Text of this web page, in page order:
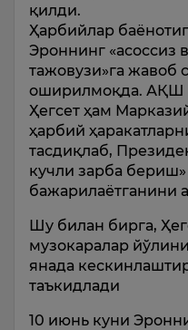
қилди.
Ҳарбийлар
Эроннинг «асоссиз
тажовузи»га жавоб
оширилмоқда. АҚШ
Ҳегсет ҳам
ҳарбий
тасдиқлаб,
кучли зарба
бажарилаётганини
Шу билан бирга,
музокаралар
янада
таъкидлади
10 июнь куни